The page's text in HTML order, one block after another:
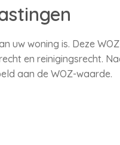
uw woning is. Deze
en reinigingsrecht.
aan de WOZ-waarde.